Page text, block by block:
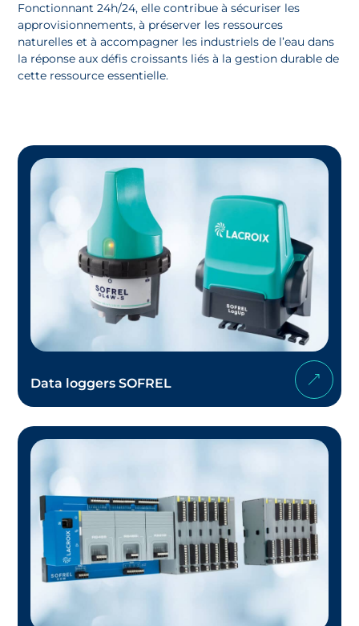
Fonctionnant 24h/24, elle contribue à sécuriser les
approvisionnements, à préserver les ressources
naturelles et à accompagner les industriels de l’eau dans
la réponse aux défis croissants liés à la gestion durable de
cette ressource essentielle.
Data loggers SOFREL